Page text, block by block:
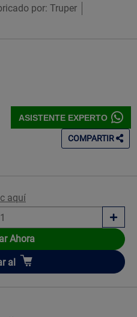
por: Truper
ASISTENTE EXPERTO
COMPARTIR
aquí
Ahora
al